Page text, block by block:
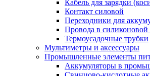
Кабель для зарядки
Контакт силовой
Переходники для
Провода в
Термоусадочные трубки
Мультиметры и аксессуары
Промышленные элементы
Аккумуляторы в